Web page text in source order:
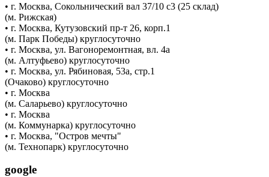
• г. Москва, Сокольнический вал 37/10 с3 (25 склад)
(м. Рижская)
• г. Москва, Кутузовский пр-т 26, корп.1
(м. Парк Победы) круглосуточно
• г. Москва, ул. Вагоноремонтная, вл. 4а
(м. Алтуфьево) круглосуточно
• г. Москва, ул. Рябиновая, 53а, стр.1
(Очаково) круглосуточно
• г. Москва
(м. Саларьево) круглосуточно
• г. Москва
(м. Коммунарка) круглосуточно
• г. Москва, "Остров мечты"
(м. Технопарк) круглосуточно
google